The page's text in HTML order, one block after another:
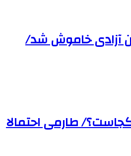
آزادی خاموش شد/
طارمی احتمالا